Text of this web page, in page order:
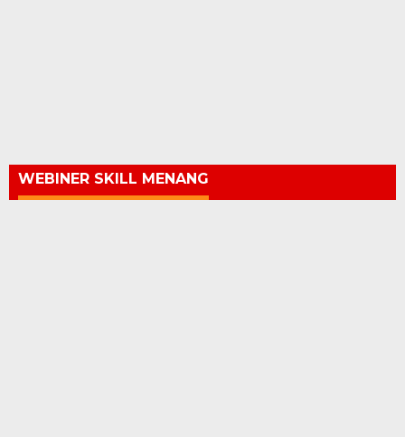
WEBINER SKILL MENANG